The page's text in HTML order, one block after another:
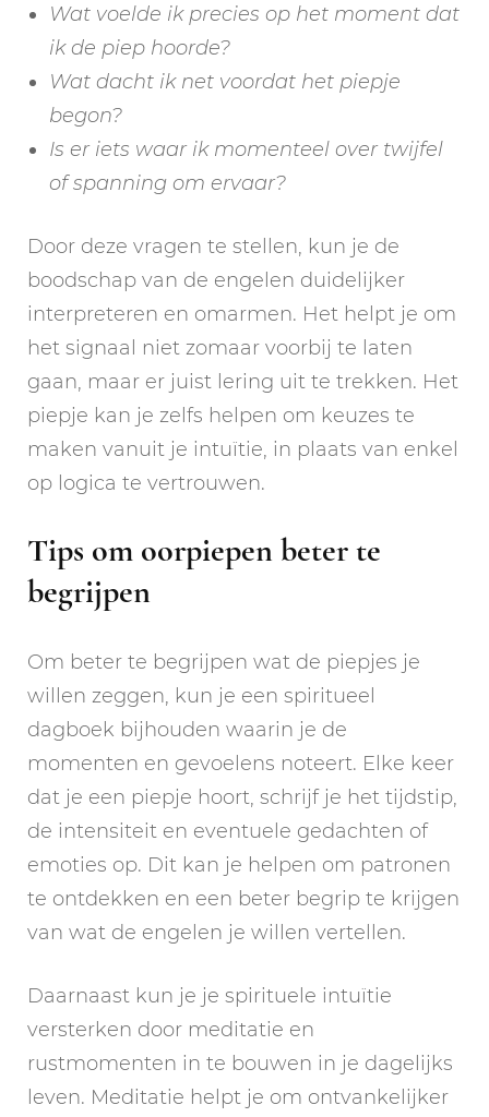
Wat voelde ik precies op het moment dat
ik de piep hoorde?
Wat dacht ik net voordat het piepje
begon?
Is er iets waar ik momenteel over twijfel
of spanning om ervaar?
Door deze vragen te stellen, kun je de
boodschap van de engelen duidelijker
interpreteren en omarmen. Het helpt je om
het signaal niet zomaar voorbij te laten
gaan, maar er juist lering uit te trekken. Het
piepje kan je zelfs helpen om keuzes te
maken vanuit je intuïtie, in plaats van enkel
op logica te vertrouwen.
Tips om oorpiepen beter te
begrijpen
Om beter te begrijpen wat de piepjes je
willen zeggen, kun je een spiritueel
dagboek bijhouden waarin je de
momenten en gevoelens noteert. Elke keer
dat je een piepje hoort, schrijf je het tijdstip,
de intensiteit en eventuele gedachten of
emoties op. Dit kan je helpen om patronen
te ontdekken en een beter begrip te krijgen
van wat de engelen je willen vertellen.
Daarnaast kun je je spirituele intuïtie
versterken door meditatie en
rustmomenten in te bouwen in je dagelijks
leven. Meditatie helpt je om ontvankelijker